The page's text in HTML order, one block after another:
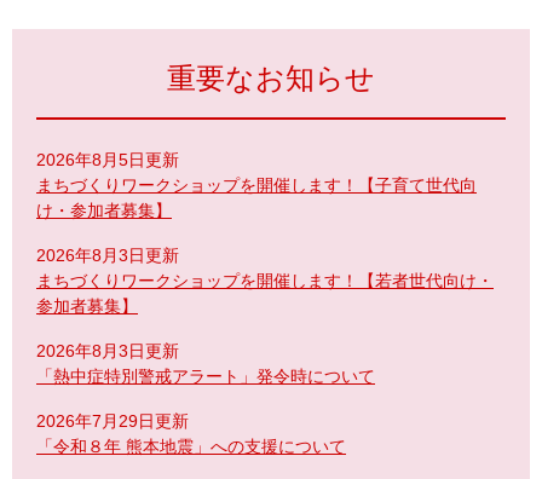
重要なお知らせ
2026年8月5日更新
まちづくりワークショップを開催します！【子育て世代向
け・参加者募集】
2026年8月3日更新
まちづくりワークショップを開催します！【若者世代向け・
参加者募集】
2026年8月3日更新
「熱中症特別警戒アラート」発令時について
2026年7月29日更新
「令和８年 熊本地震」への支援について